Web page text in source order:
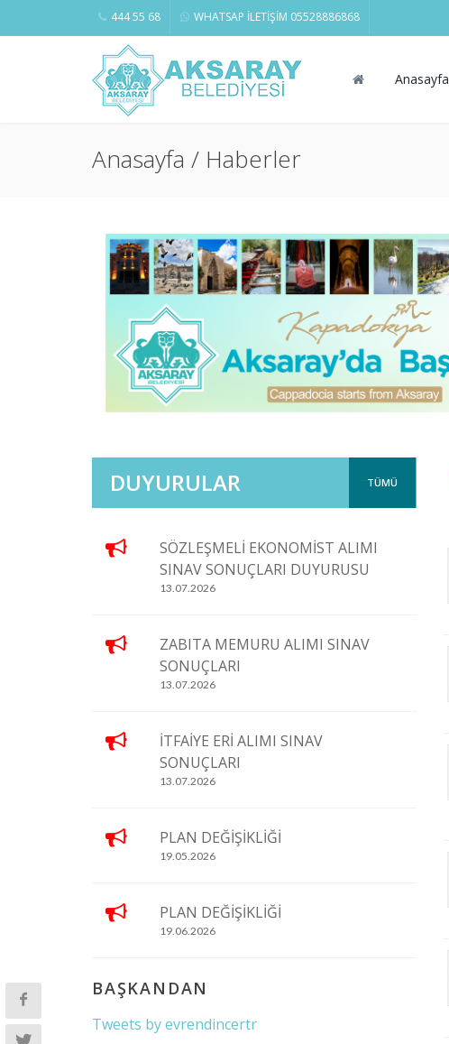
444 55 68 WHATSAP İLETİŞİM 05528886868
Anasayfa
Anasayfa / Haberler
TÜMÜ
DUYURULAR
SÖZLEŞMELİ EKONOMİST ALIMI
SINAV SONUÇLARI DUYURUSU
13.07.2026
ZABITA MEMURU ALIMI SINAV
SONUÇLARI
13.07.2026
İTFAİYE ERİ ALIMI SINAV
SONUÇLARI
13.07.2026
PLAN DEĞİŞİKLİĞİ
19.05.2026
PLAN DEĞİŞİKLİĞİ
19.06.2026
BAŞKANDAN
Tweets by evrendincertr